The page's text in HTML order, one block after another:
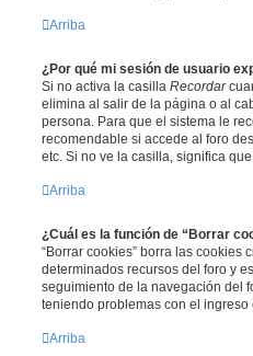
Arriba
¿Por qué mi sesión de usuario
Si no activa la casilla Recordar
elimina al salir de la página o al
persona. Para que el sistema le
recomendable si accede al foro
etc. Si no ve la casilla, significa
Arriba
¿Cuál es la función de “Borrar
“Borrar cookies” borra las
determinados recursos del foro y
seguimiento de la navegación del
teniendo problemas con el
Arriba